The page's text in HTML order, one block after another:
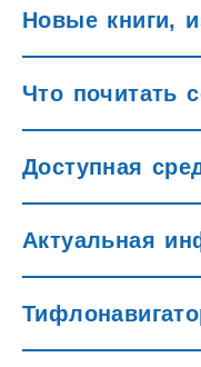
Новые книги,
Что почитать
Доступная
Актуальная